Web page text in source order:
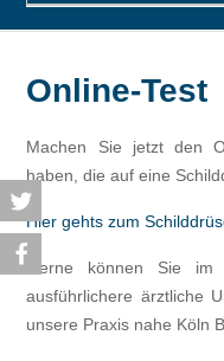
Online-Test
Machen Sie jetzt den
haben, die auf eine
Hier gehts zum
Gerne können Sie im
ausführlichere ärztliche
unsere Praxis nahe Köln